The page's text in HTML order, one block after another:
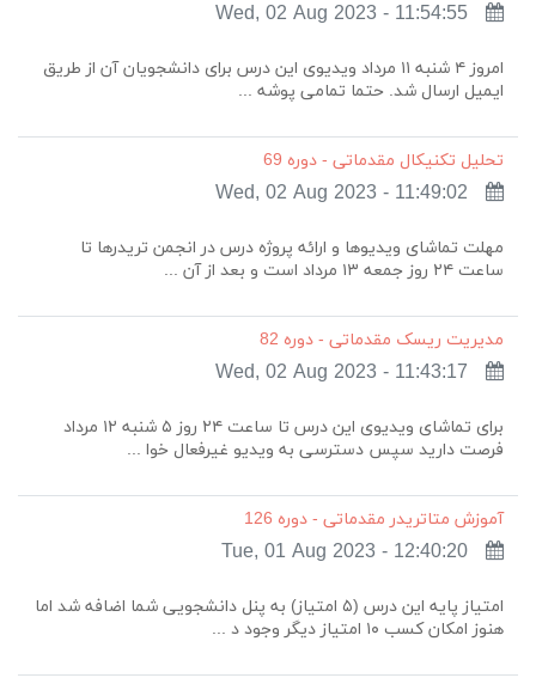
Wed, 02 Aug 2023 - 11:54:55
امروز ۴ شنبه ۱۱ مرداد ویدیوی این درس برای دانشجویان آن از طریق
ایمیل ارسال شد. حتما تمامی پوشه‌ ...
تحلیل تکنیکال مقدماتی - دوره 69
مهلت تماشای ویدیوها و ارائه پروژه درس در انجمن تریدرها تا
ساعت ۲۴ روز جمعه ۱۳ مرداد است و بعد از آن ...
مدیریت ریسک مقدماتی - دوره 82
برای تماشای ویدیوی این درس تا ساعت ۲۴ روز ۵ شنبه ۱۲ مرداد
فرصت دارید سپس دسترسی به ویدیو غیرفعال خوا ...
آموزش متاتریدر مقدماتی - دوره 126
Tue, 01 Aug 2023 - 12:40:20
امتیاز پایه این درس (۵ امتیاز) به پنل دانشجویی شما اضافه شد اما
هنوز امکان کسب ۱۰ امتیاز دیگر وجود د ...